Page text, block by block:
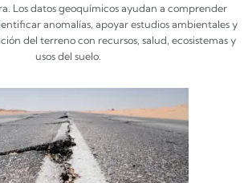
Los datos geoquímicos ayudan a comprender
anomalías, apoyar estudios ambientales y
del terreno con recursos, salud, ecosistemas y
usos del suelo.